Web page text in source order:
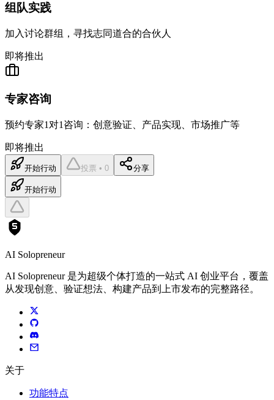
组队实践
加入讨论群组，寻找志同道合的合伙人
即将推出
专家咨询
预约专家1对1咨询：创意验证、产品实现、市场推广等
即将推出
开始行动 投票 • 0 分享
开始行动
AI Solopreneur
AI Solopreneur 是为超级个体打造的一站式 AI 创业平台，覆盖
从发现创意、验证想法、构建产品到上市发布的完整路径。
关于
功能特点